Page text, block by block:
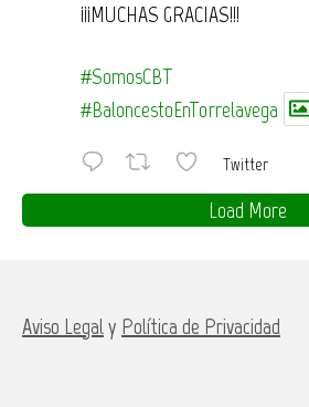
¡¡¡MUCHAS GRACIAS!!!
#SomosCBT
#BaloncestoEnTorrelavega
Twitter
Load More
Aviso Legaly Política de Privacidad